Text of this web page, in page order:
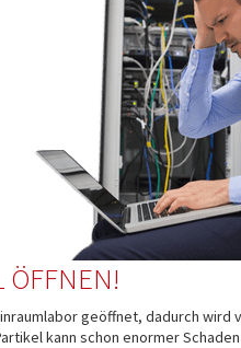
ÖFFNEN!
geöffnet, dadurch wird
kann schon enormer